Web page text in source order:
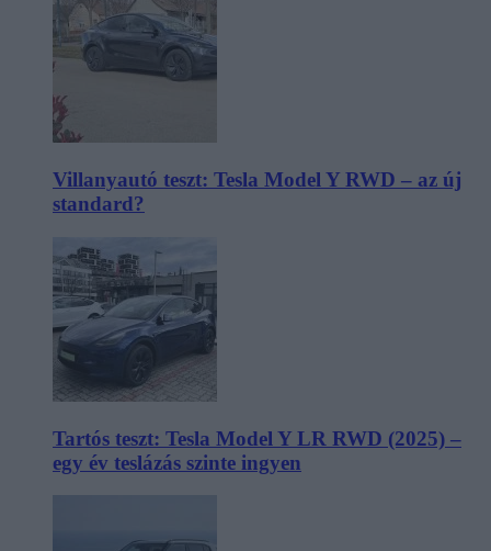
Villanyautó teszt: Tesla Model Y RWD – az új
standard?
Tartós teszt: Tesla Model Y LR RWD (2025) –
egy év teslázás szinte ingyen